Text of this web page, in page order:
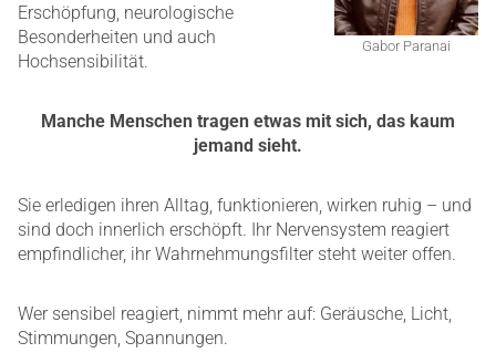
Gabor Paranai
Erschöpfung, neurologische
Besonderheiten und auch
Hochsensibilität.
Manche Menschen tragen etwas mit sich, das kaum
jemand sieht.
Sie erledigen ihren Alltag, funktionieren, wirken ruhig – und
sind doch innerlich erschöpft. Ihr Nervensystem reagiert
empfindlicher, ihr Wahrnehmungsfilter steht weiter offen.
Wer sensibel reagiert, nimmt mehr auf: Geräusche, Licht,
Stimmungen, Spannungen.